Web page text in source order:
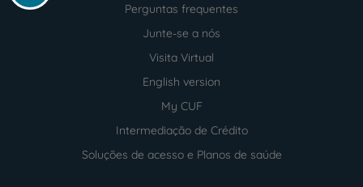
Perguntas frequentes
Junte-se a nós
Visita Virtual
English version
My CUF
Intermediação de Crédito
Soluções de acesso e Planos de saúde